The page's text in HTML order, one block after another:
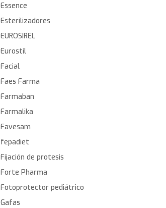
Essence
Esterilizadores
EUROSIREL
Eurostil
Facial
Faes Farma
Farmaban
Farmalika
Favesam
fepadiet
Fijación de protesis
Forte Pharma
Fotoprotector pediátrico
Gafas